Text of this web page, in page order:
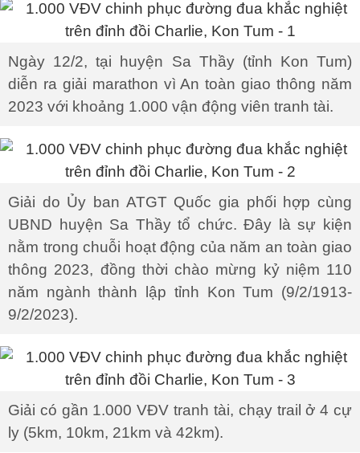
Ngày 12/2, tại huyện Sa Thầy (tỉnh Kon Tum)
diễn ra giải marathon vì An toàn giao thông năm
2023 với khoảng 1.000 vận động viên tranh tài.
Giải do Ủy ban ATGT Quốc gia phối hợp cùng
UBND huyện Sa Thầy tổ chức. Đây là sự kiện
nằm trong chuỗi hoạt động của năm an toàn giao
thông 2023, đồng thời chào mừng kỷ niệm 110
năm ngành thành lập tỉnh Kon Tum (9/2/1913-
9/2/2023).
Giải có gần 1.000 VĐV tranh tài, chạy trail ở 4 cự
ly (5km, 10km, 21km và 42km).